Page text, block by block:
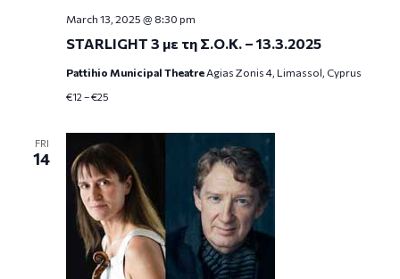
STARLIGHT 3 με τη Σ.Ο.Κ. – 13.3.2025
March 13, 2025 @ 8:30 pm
Pattihio Municipal Theatre Agias Zonis 4, Limassol, Cyprus
€12 – €25
FRI
14